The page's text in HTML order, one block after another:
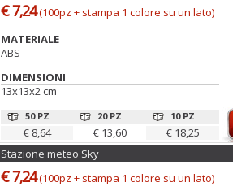
€ 7,24(100pz + stampa 1 colore su un lato)
MATERIALE
ABS
DIMENSIONI
13x13x2 cm
50 PZ
€ 8,64
20 PZ
€ 13,60
10 PZ
€ 18,25
Stazione meteo Sky
€ 7,24(100pz + stampa 1 colore su un lato)